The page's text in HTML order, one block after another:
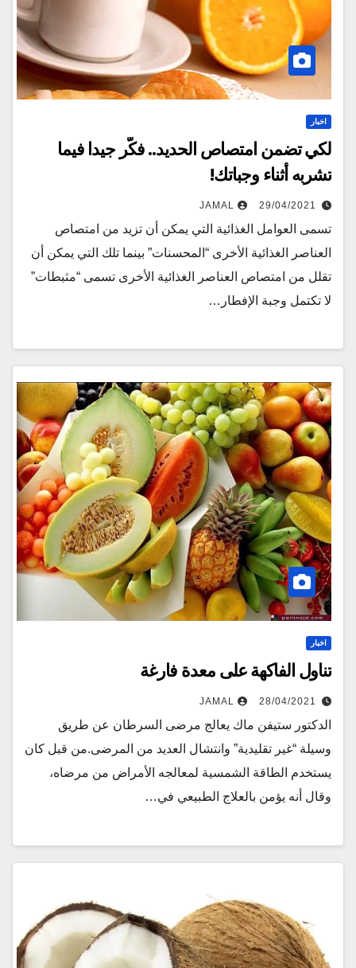
اخبار
لكي تضمن امتصاص الحديد.. فكّر جيدا فيما
تشربه أثناء وجباتك!
29/04/2021
JAMAL
تسمى العوامل الغذائية التي يمكن أن تزيد من امتصاص
العناصر الغذائية الأخرى “المحسنات” بينما تلك التي يمكن أن
تقلل من امتصاص العناصر الغذائية الأخرى تسمى “مثبطات”
لا تكتمل وجبة الإفطار…
اخبار
تناول الفاكهة على معدة فارغة
28/04/2021
JAMAL
الدكتور ستيفن ماك يعالج مرضى السرطان عن طريق
وسيلة “غير تقليدية” وانتشال العديد من المرضى.من قبل كان
يستخدم الطاقة الشمسية لمعالجه الأمراض من مرضاه،
وقال أنه يؤمن بالعلاج الطبيعي في…